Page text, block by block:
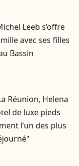
Leeb s’offre
avec ses filles
Bassin
Réunion, Helena
de luxe pieds
l’un des plus